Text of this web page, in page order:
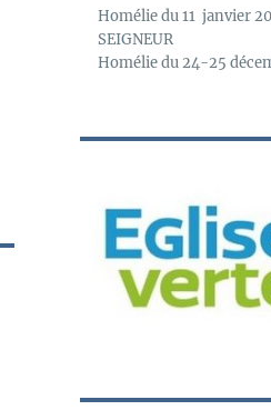
Homélie du 11 janvier
SEIGNEUR
Homélie du 24-25